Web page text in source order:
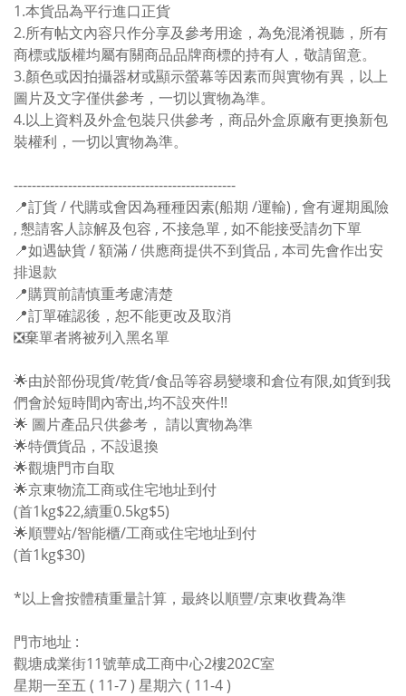
1.本貨品為平行進口正貨
2.所有帖文內容只作分享及參考用途，為免混淆視聽，所有
商標或版權均屬有關商品品牌商標的持有人，敬請留意。
3.顏色或因拍攝器材或顯示螢幕等因素而與實物有異，以上
圖片及文字僅供參考，一切以實物為準。
4.以上資料及外盒包裝只供參考，商品外盒原廠有更換新包
裝權利，一切以實物為準。
-------------------------------------------------
📍訂貨 / 代購或會因為種種因素(船期 /運輸) , 會有遲期風險
, 懇請客人諒解及包容 , 不接急單 , 如不能接受請勿下單
📍如遇缺貨 / 額滿 / 供應商提供不到貨品 , 本司先會作出安
排退款
📍購買前請慎重考慮清楚
📍訂單確認後，恕不能更改及取消
❎棄單者將被列入黑名單
🌟由於部份現貨/乾貨/食品等容易變壞和倉位有限,如貨到我
們會於短時間內寄出,均不設夾件!!
🌟 圖片產品只供參考， 請以實物為準
🌟特價貨品，不設退換
🌟觀塘門市自取
🌟京東物流工商或住宅地址到付
(首1kg$22,續重0.5kg$5)
🌟順豐站/智能櫃/工商或住宅地址到付
(首1kg$30)
*以上會按體積重量計算，最終以順豐/京東收費為準
門市地址 :
觀塘成業街11號華成工商中心2樓202C室
星期一至五 ( 11-7 ) 星期六 ( 11-4 )